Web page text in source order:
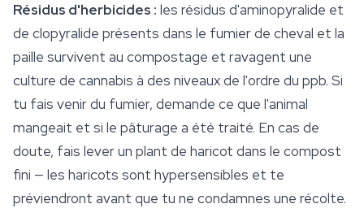
Résidus d'herbicides : les résidus d'aminopyralide et
de clopyralide présents dans le fumier de cheval et la
paille survivent au compostage et ravagent une
culture de cannabis à des niveaux de l'ordre du ppb. Si
tu fais venir du fumier, demande ce que l'animal
mangeait et si le pâturage a été traité. En cas de
doute, fais lever un plant de haricot dans le compost
fini — les haricots sont hypersensibles et te
préviendront avant que tu ne condamnes une récolte.